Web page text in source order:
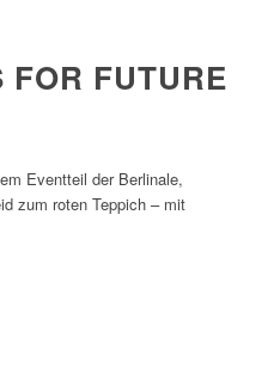
FUTURE
Eventteil der Berlinale,
zum roten Teppich – mit